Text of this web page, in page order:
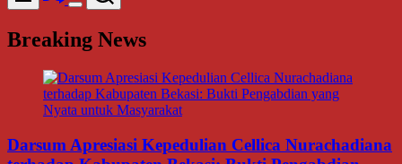
Switch
mode
Breaking News
Darsum Apresiasi Kepedulian Cellica Nurachadiana